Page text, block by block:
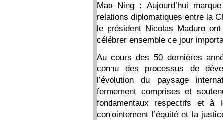
Mao Ning : Aujourd’hui
relations diplomatiques entre la
le président Nicolas Maduro
célébrer ensemble ce jour
Au cours des 50 dernières
connu des processus de
l’évolution du paysage
fermement comprises et
fondamentaux respectifs et à
conjointement l’équité et la